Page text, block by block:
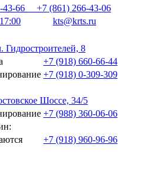
43-66
+7 (861) 266-43-06
kts@krts.ru
Гидростроителей, 8
+7 (918) 660-66-44
+7 (918) 0-309-309
Шоссе, 34/5
+7 (988) 360-06-06
+7 (918) 960-96-96